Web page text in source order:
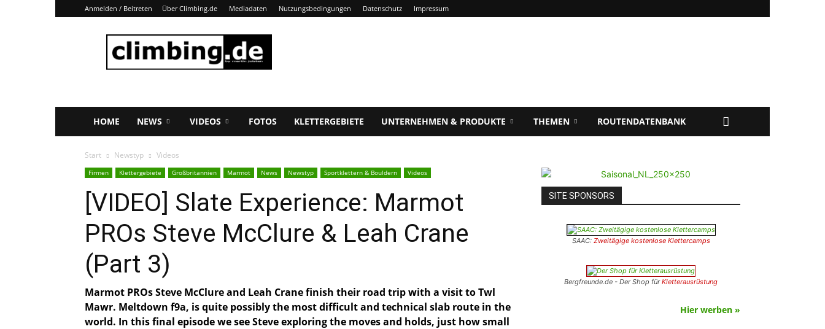
Anmelden / Beitreten Über Climbing.de Mediadaten Nutzungsbedingungen Datenschutz Impressum
Climbing.de
HOME NEWS VIDEOS FOTOS KLETTERGEBIETE UNTERNEHMEN & PRODUKTE THEMEN ROUTENDATENBANK
Start Newstyp Videos
Firmen Klettergebiete Großbritannien Marmot News Newstyp Sportklettern & Bouldern Videos
[VIDEO] Slate Experience: Marmot
PROs Steve McClure & Leah Crane
(Part 3)
Marmot PROs Steve McClure and Leah Crane finish their road trip with a visit to Twl
Mawr. Meltdown f9a, is quite possibly the most difficult and technical slab route in the
world. In this final episode we see Steve exploring the moves and holds, just how small
SITE SPONSORS
SAAC: Zweitägige kostenlose Klettercamps
Bergfreunde.de - Der Shop fürKletterausrüstung
Hier werben »